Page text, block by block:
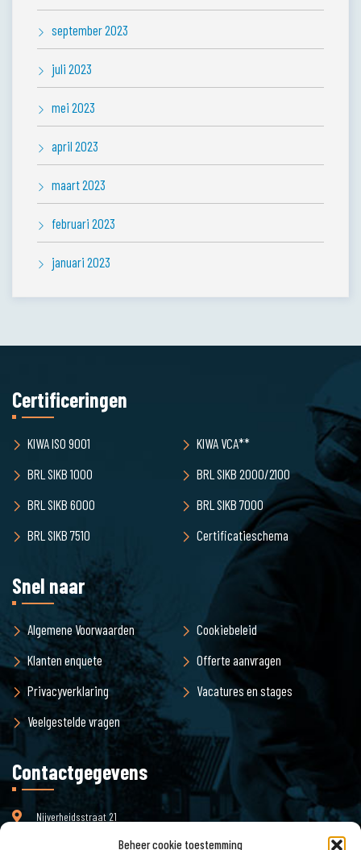
Beheer cookie toestemming
september 2023
juli 2023
mei 2023
april 2023
maart 2023
februari 2023
januari 2023
Certificeringen
KIWA ISO 9001
KIWA VCA**
BRL SIKB 1000
BRL SIKB 2000/2100
BRL SIKB 6000
BRL SIKB 7000
BRL SIKB 7510
Certificatieschema
Snel naar
Algemene Voorwaarden
Cookiebeleid
Klanten enquete
Offerte aanvragen
Privacyverklaring
Vacatures en stages
Veelgestelde vragen
Contactgegevens
Nijverheidsstraat 21